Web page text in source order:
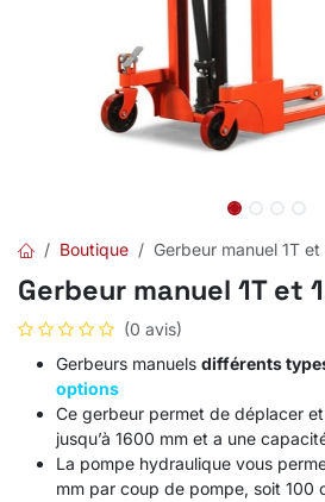
Boutique Gerbeur manuel 1T et
Gerbeur manuel 1T et
(0 avis)
Gerbeurs manuels différents
options
Ce gerbeur permet de déplacer
jusqu’à 1600 mm et a une
La pompe hydraulique vous
mm par coup de pompe, soit 100